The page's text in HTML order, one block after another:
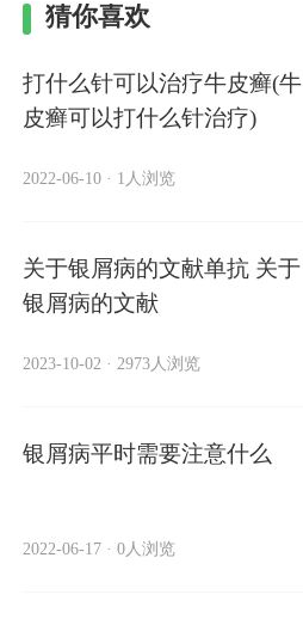
猜你喜欢
打什么针可以治疗牛皮癣(牛
皮癣可以打什么针治疗)
2022-06-10 · 1人浏览
关于银屑病的文献单抗 关于
银屑病的文献
2023-10-02 · 2973人浏览
银屑病平时需要注意什么
2022-06-17 · 0人浏览